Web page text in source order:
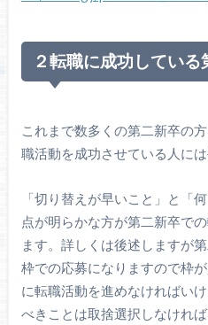
２転職に成功してい
これまで数多くの第二新卒の
職活動を成功させている人に
「切り替えが早いこと」と「
点が明らかな方が第二新卒で
ます。詳しくは後述しますが
枠での応募になりますので枠
に転職活動を進めなければい
べきことは取捨選択しなけれ